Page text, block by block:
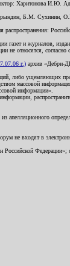
Харитонова И.Ю.
Б.М. Сухинин,
газет и журналов,
не относятся, согласно
г.) архив «Дебри-
либо ущемляющих
массовой
информации».
не входят в
Федерации»;